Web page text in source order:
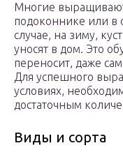
Многие
подоконнике или в
случае, на зиму,
уносят в дом. Это
переносит, даже
Для успешного
условиях,
достаточным
Виды и сорта